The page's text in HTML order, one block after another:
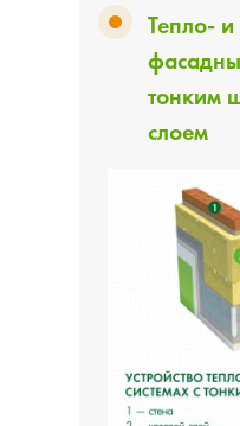
Тепло- и
тонким
слоем